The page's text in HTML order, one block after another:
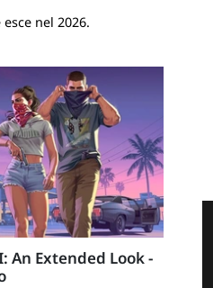
nel 2026.
An Extended Look -